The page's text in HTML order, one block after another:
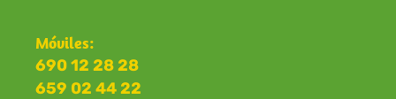
Móviles:
690 12 28 28
659 02 44 22